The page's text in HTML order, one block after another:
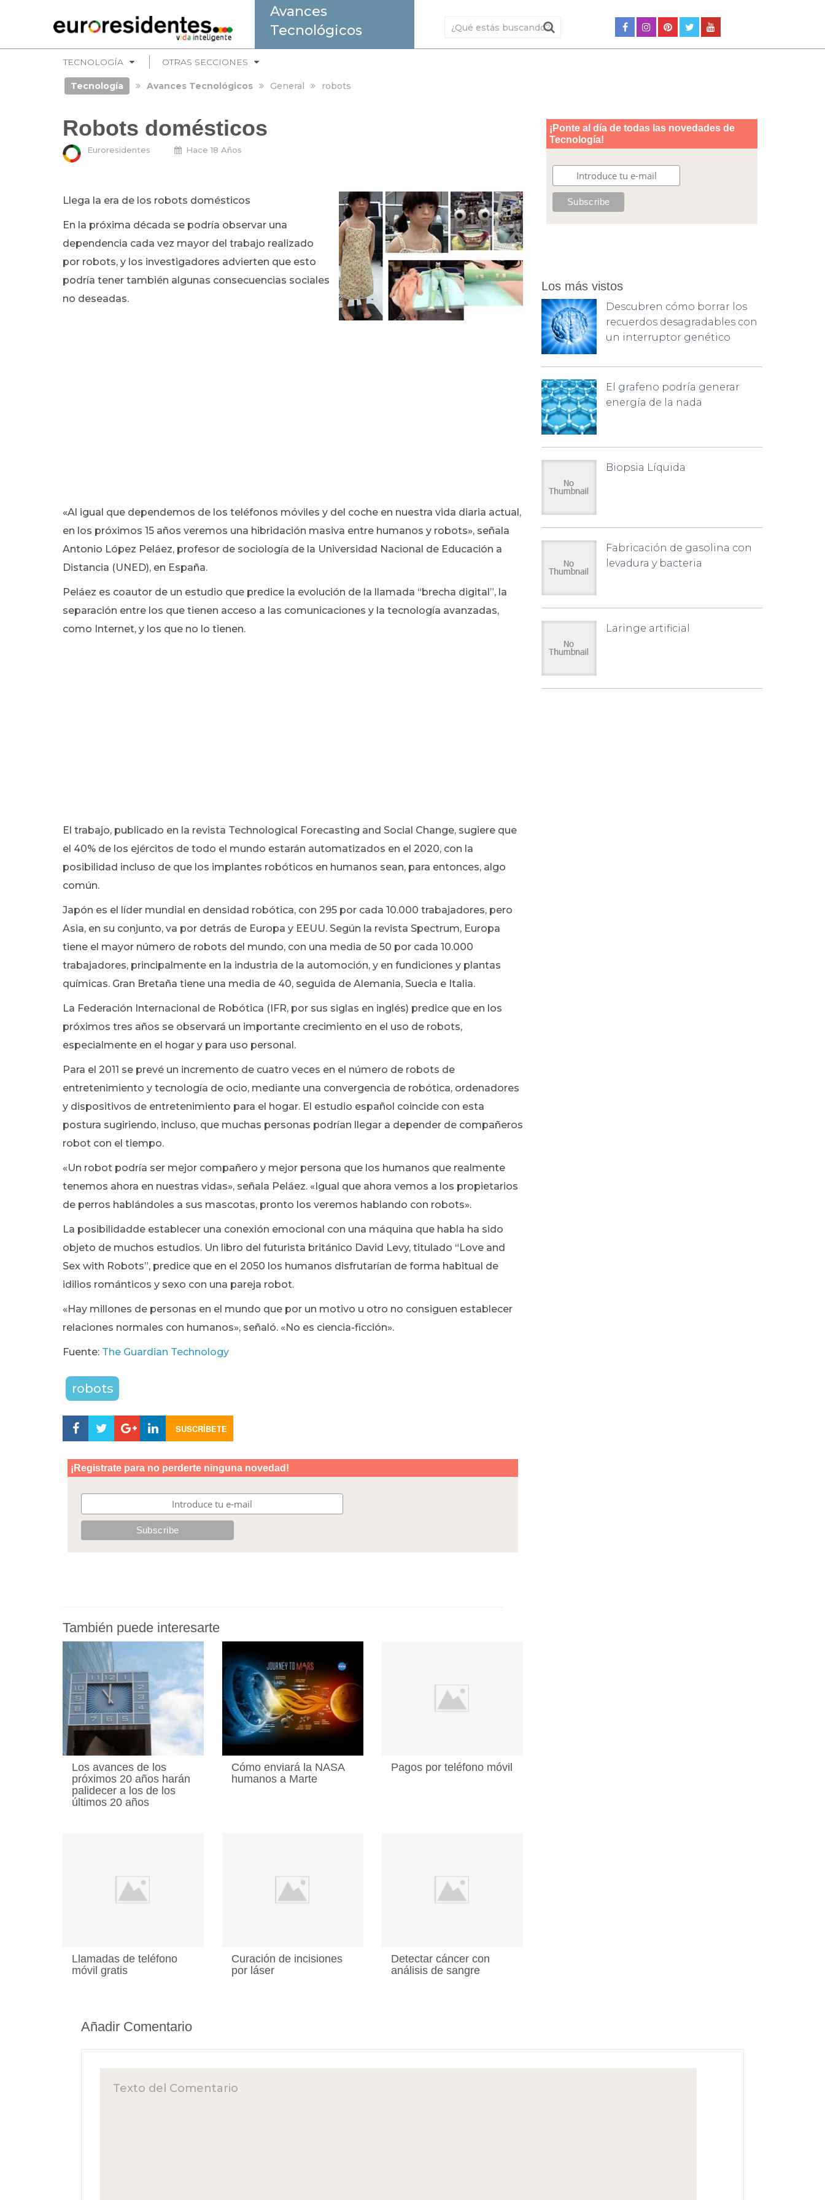
Avances
Tecnológicos
TECNOLOGÍA OTRAS SECCIONES
Tecnología Avances Tecnológicos General robots
Robots domésticos
Euroresidentes Hace 18 Años
Llega la era de los robots domésticos
En la próxima década se podría observar una
dependencia cada vez mayor del trabajo realizado
por robots, y los investigadores advierten que esto
podría tener también algunas consecuencias sociales
no deseadas.
«Al igual que dependemos de los teléfonos móviles y del coche en nuestra vida diaria actual,
en los próximos 15 años veremos una hibridación masiva entre humanos y robots», señala
Antonio López Peláez, profesor de sociología de la Universidad Nacional de Educación a
Distancia (UNED), en España.
Peláez es coautor de un estudio que predice la evolución de la llamada “brecha digital”, la
separación entre los que tienen acceso a las comunicaciones y la tecnología avanzadas,
como Internet, y los que no lo tienen.
El trabajo, publicado en la revista Technological Forecasting and Social Change, sugiere que
el 40% de los ejércitos de todo el mundo estarán automatizados en el 2020, con la
posibilidad incluso de que los implantes robóticos en humanos sean, para entonces, algo
común.
Japón es el líder mundial en densidad robótica, con 295 por cada 10.000 trabajadores, pero
Asia, en su conjunto, va por detrás de Europa y EEUU. Según la revista Spectrum, Europa
tiene el mayor número de robots del mundo, con una media de 50 por cada 10.000
trabajadores, principalmente en la industria de la automoción, y en fundiciones y plantas
químicas. Gran Bretaña tiene una media de 40, seguida de Alemania, Suecia e Italia.
La Federación Internacional de Robótica (IFR, por sus siglas en inglés) predice que en los
próximos tres años se observará un importante crecimiento en el uso de robots,
especialmente en el hogar y para uso personal.
Para el 2011 se prevé un incremento de cuatro veces en el número de robots de
entretenimiento y tecnología de ocio, mediante una convergencia de robótica, ordenadores
y dispositivos de entretenimiento para el hogar. El estudio español coincide con esta
postura sugiriendo, incluso, que muchas personas podrían llegar a depender de compañeros
robot con el tiempo.
«Un robot podría ser mejor compañero y mejor persona que los humanos que realmente
tenemos ahora en nuestras vidas», señala Peláez. «Igual que ahora vemos a los propietarios
de perros hablándoles a sus mascotas, pronto los veremos hablando con robots».
La posibilidadde establecer una conexión emocional con una máquina que habla ha sido
objeto de muchos estudios. Un libro del futurista británico David Levy, titulado “Love and
Sex with Robots”, predice que en el 2050 los humanos disfrutarían de forma habitual de
idilios románticos y sexo con una pareja robot.
«Hay millones de personas en el mundo que por un motivo u otro no consiguen establecer
relaciones normales con humanos», señaló. «No es ciencia-ficción».
Fuente: The Guardian Technology
robots
SUSCRÍBETE
También puede interesarte
Los avances de los
próximos 20 años harán
palidecer a los de los
últimos 20 años
Cómo enviará la NASA
humanos a Marte
Pagos por teléfono móvil
Llamadas de teléfono
móvil gratis
Curación de incisiones
por láser
Detectar cáncer con
análisis de sangre
Los más vistos
Descubren cómo borrar los
recuerdos desagradables con
un interruptor genético
El grafeno podría generar
energía de la nada
Biopsia Líquida
Fabricación de gasolina con
levadura y bacteria
Laringe artificial
Añadir Comentario